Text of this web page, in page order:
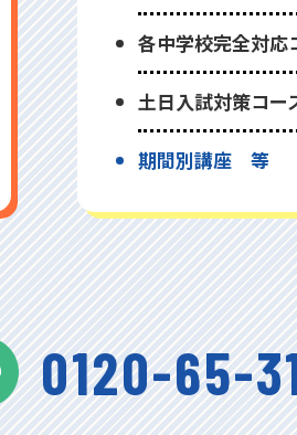
各中学校完全対応
⼟⽇⼊試対策コー
期間別講座 等
0120-65-